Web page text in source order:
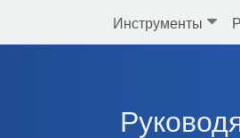
Инструменты